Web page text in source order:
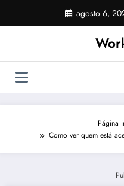
o
agosto 6,
Página
Como ver quem está